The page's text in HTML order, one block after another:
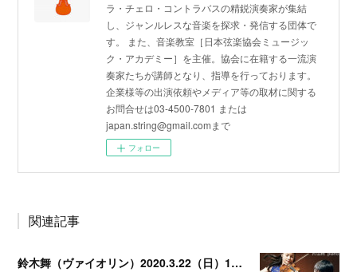
ラ・チェロ・コントラバスの精鋭演奏家が集結
し、ジャンルレスな音楽を探求・発信する団体で
す。 また、音楽教室［日本弦楽協会ミュージッ
ク・アカデミー］を主催。協会に在籍する一流演
奏家たちが講師となり、指導を行っております。
企業様等の出演依頼やメディア等の取材に関する
お問合せは03-4500-7801 または
japan.string@gmail.comまで
フォロー
関連記事
鈴木舞（ヴァイオリン）2020.3.22（日）13時〜